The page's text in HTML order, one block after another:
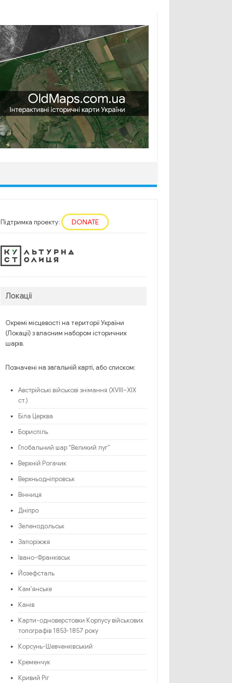
Підтримка проекту: DONATE
Локації
Окремі місцевості на території України
(Локації) з власним набором історичних
шарів.
Позначені на загальній карті, або списком:
Австрійські військові знімання (XVIII–XIX
ст.)
Біла Церква
Бориспіль
Глобальний шар “Великий луг”
Верхній Рогачик
Верхньодніпровськ
Вінниця
Дніпро
Зеленодольськ
Запоріжжя
Івано-Франківськ
Йозефсталь
Кам’янське
Канів
Карти-одноверстовки Корпусу військових
топографів 1853-1857 року
Корсунь-Шевченківський
Кременчук
Кривий Ріг